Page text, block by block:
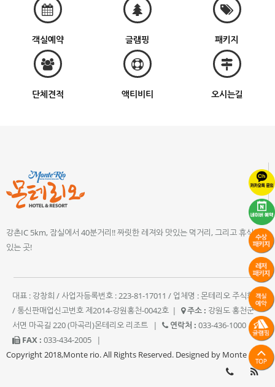
객실예약 글램핑 패키지
단체견적 액티비티 오시는길
강촌IC 5km, 잠실에서 40분거리!! 짜릿한 레져와 맛있는 먹거리, 그리고 휴식이
있는 곳!
대표 : 강창희 / 사업자등록번호 : 223-81-17011 / 업체명 : 몬테리오 주식회사
/ 통신판매업신고번호 제2014-강원홍천-0042호 | 주소 : 강원도 홍천군
서면 마곡길 220 (마곡리)몬테리오 리조트
| 연락처 : 033-436-1000
|
FAX : 033-434-2005
|
Copyright 2018,Monte rio. All Rights Reserved. Designed by Monte rio.